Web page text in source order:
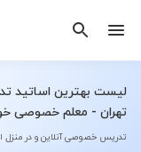
تهران - معلم خصوصی
تدریس خصوصی آنلاین و در منزل استخراج فلزات 1 و 2 در شهر